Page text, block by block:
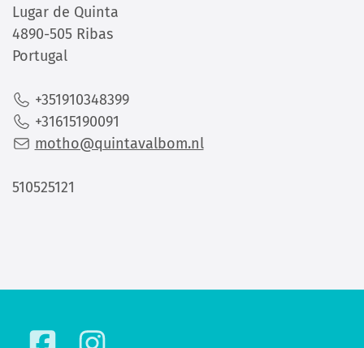
Lugar de Quinta
4890-505 Ribas
Portugal
+351910348399
+31615190091
motho@quintavalbom.nl
510525121